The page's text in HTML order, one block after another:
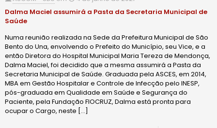
Dalma Maciel assumirá a Pasta da Secretaria Municipal de
Saúde
Numa reunião realizada na Sede da Prefeitura Municipal de São
Bento do Una, envolvendo o Prefeito do Município, seu Vice, e a
então Diretora do Hospital Municipal Maria Tereza de Mendonça,
Dalma Maciel, foi decidido que a mesma assumirá a Pasta da
Secretaria Municipal de Saúde. Graduada pela ASCES, em 2014,
MBA em Gestão Hospitalar e Controle de Infecção pelo INESP,
pós-graduada em Qualidade em Saúde e Segurança do
Paciente, pela Fundação FIOCRUZ, Dalma está pronta para
ocupar o Cargo, neste […]